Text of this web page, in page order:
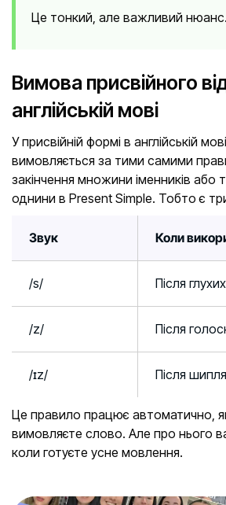
Це тонкий, але важливий нюанс.
Вимова присвійного
англійській мові
У присвійній формі в англійській
вимовляється за тими самими
закінчення множини іменників або
однини в Present Simple. Тобто є
Звук Коли
/s/ Після
/z/ Після
/ɪz/ Після
Це правило працює автоматично,
вимовляєте слово. Але про нього
коли готуєте усне мовлення.